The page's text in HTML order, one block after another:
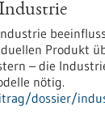
Produkt
– die
nötig.
dossier/